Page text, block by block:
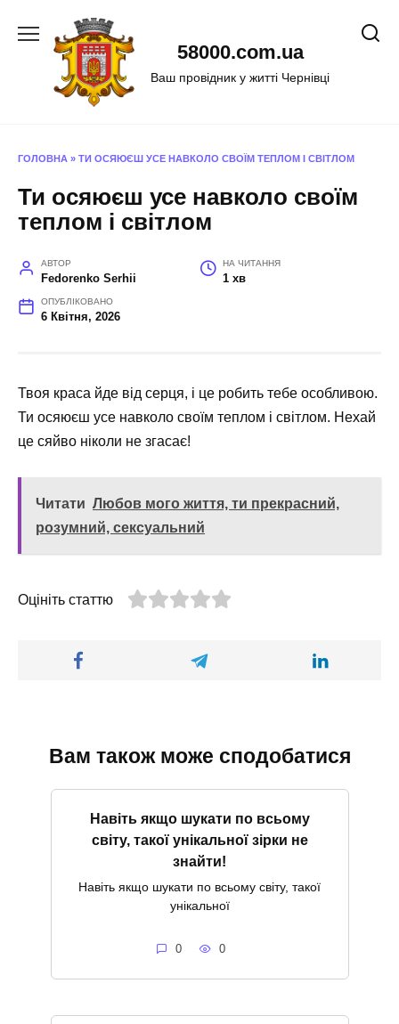
58000.com.ua
Ваш провідник у житті Чернівці
ГОЛОВНА » ТИ ОСЯЮЄШ УСЕ НАВКОЛО СВОЇМ ТЕПЛОМ І СВІТЛОМ
Ти осяюєш усе навколо своїм
теплом і світлом
АВТОР
Fedorenko Serhii
НА ЧИТАННЯ
1 хв
ОПУБЛІКОВАНО
6 Квітня, 2026
Твоя краса йде від серця, і це робить тебе особливою.
Ти осяюєш усе навколо своїм теплом і світлом. Нехай
це сяйво ніколи не згасає!
Читати Любов мого життя, ти прекрасний,
розумний, сексуальний
Оцініть статтю
Вам також може сподобатися
Навіть якщо шукати по всьому
світу, такої унікальної зірки не
знайти!
Навіть якщо шукати по всьому світу, такої
унікальної
0 0